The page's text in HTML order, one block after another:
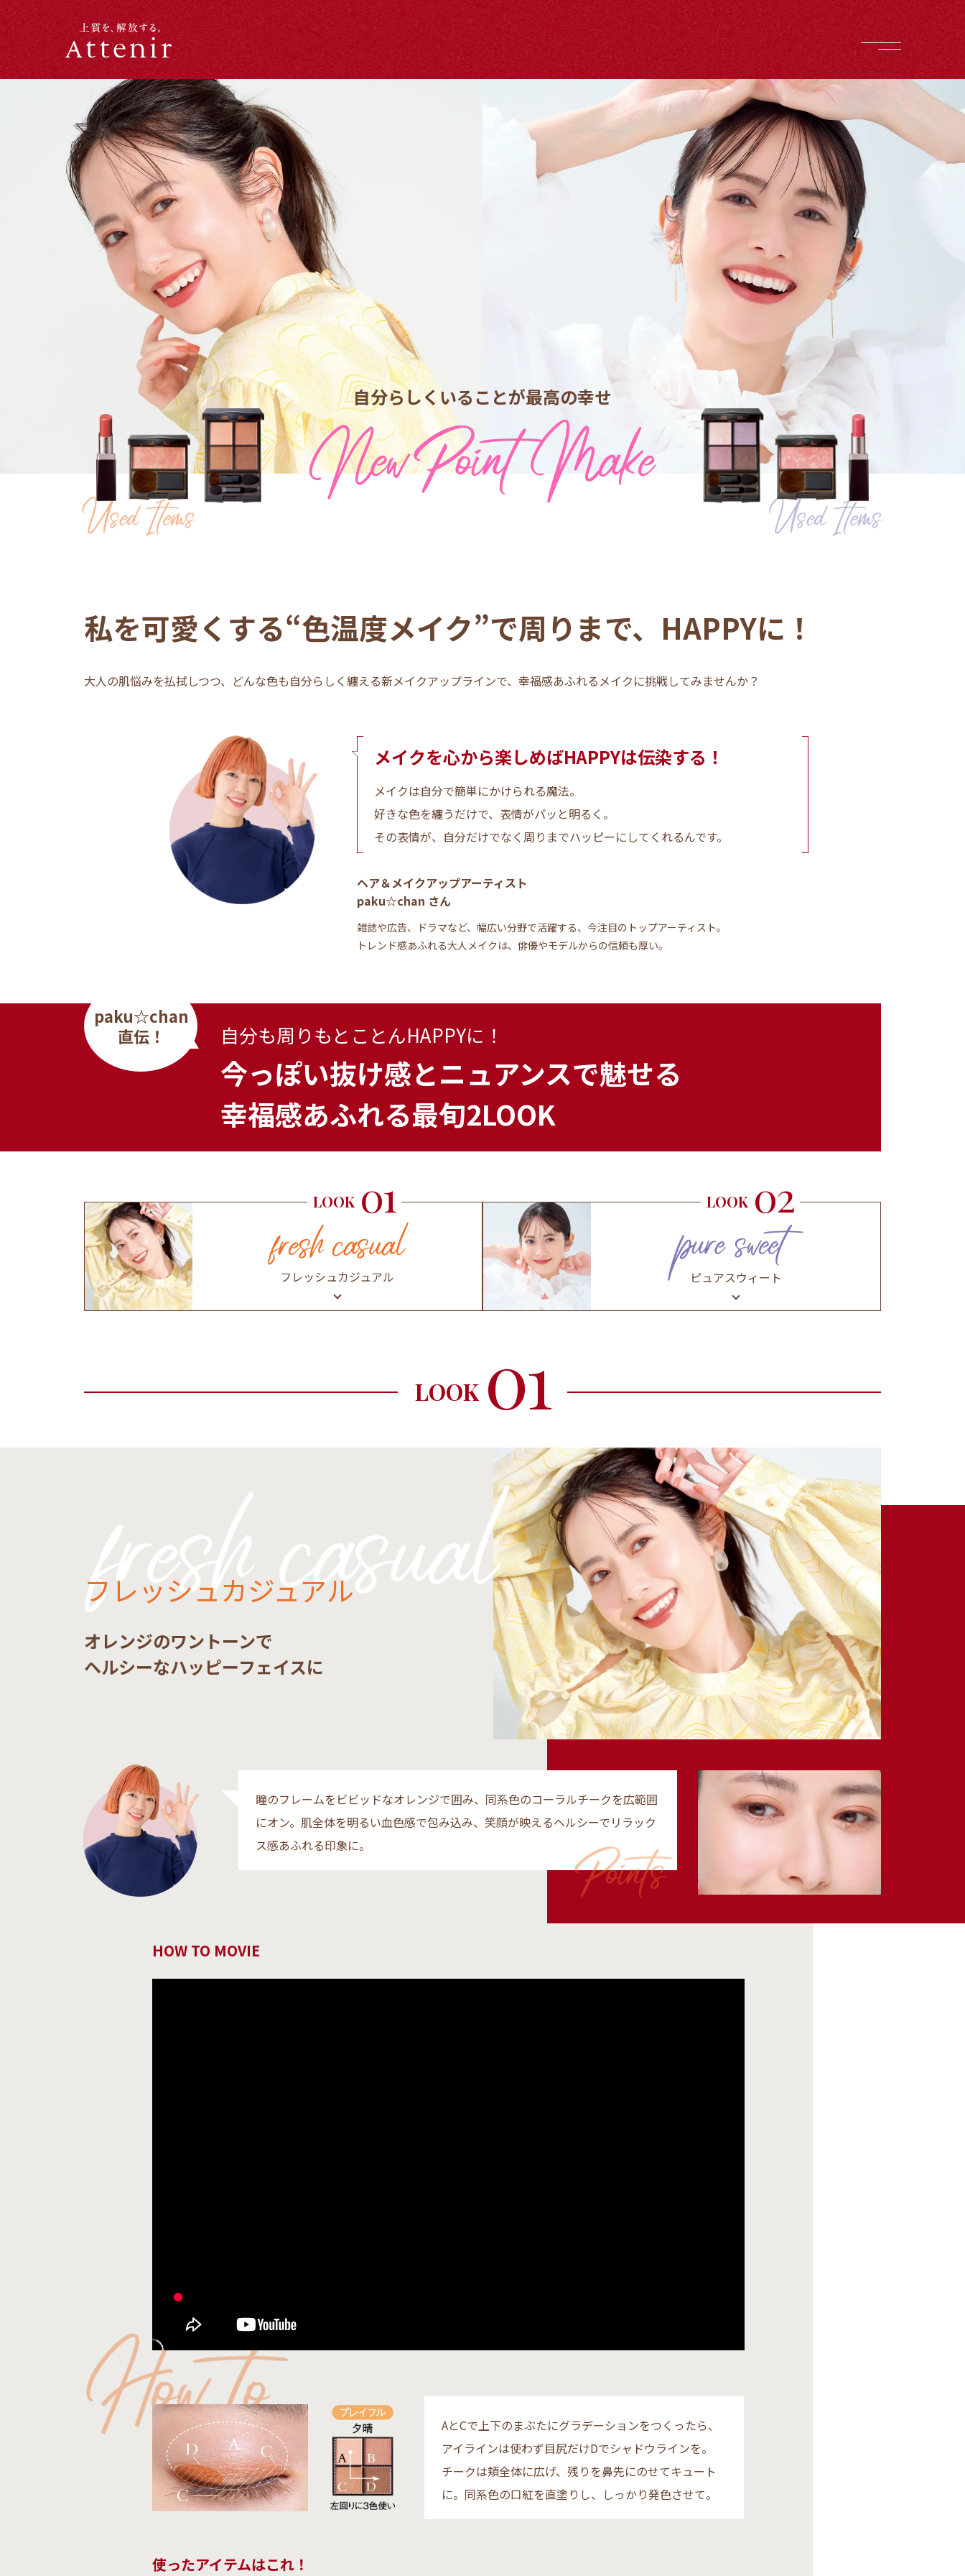
自分らしくいることが最高の幸せ
私を可愛くする“色温度メイク”で周りまで、HAPPYに！
大人の肌悩みを払拭しつつ、どんな色も自分らしく纏える新メイクアップラインで、幸福感あふれるメイクに挑戦してみませんか？
メイクを心から楽しめばHAPPYは伝染する！
メイクは自分で簡単にかけられる魔法。
好きな色を纏うだけで、表情がパッと明るく。
その表情が、自分だけでなく周りまでハッピーにしてくれるんです。
ヘア＆メイクアップアーティスト
paku☆chan さん
雑誌や広告、ドラマなど、幅広い分野で活躍する、今注目のトップアーティスト。
トレンド感あふれる大人メイクは、俳優やモデルからの信頼も厚い。
paku☆chan
直伝！
自分も周りもとことんHAPPYに！
今っぽい抜け感とニュアンスで魅せる
幸福感あふれる最旬2LOOK
LOOK 01
フレッシュカジュアル
LOOK 02
ピュアスウィート
LOOK 01
フレッシュカジュアル
オレンジのワントーンで
ヘルシーなハッピーフェイスに
瞳のフレームをビビッドなオレンジで囲み、同系色のコーラルチークを広範囲
にオン。肌全体を明るい血色感で包み込み、笑顔が映えるヘルシーでリラック
ス感あふれる印象に。
HOW TO MOVIE
AとCで上下のまぶたにグラデーションをつくったら、
アイラインは使わず目尻だけDでシャドウラインを。
チークは頬全体に広げ、残りを鼻先にのせてキュート
に。同系色の口紅を直塗りし、しっかり発色させて。
使ったアイテムはこれ！